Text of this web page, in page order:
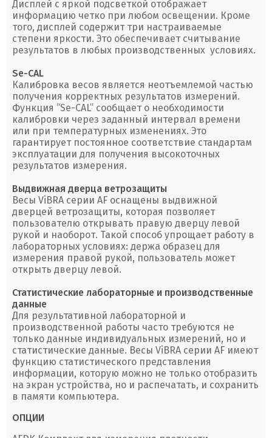
Дисплей с яркой подсветкой отображает
информацию четко при любом освещении. Кроме
того, дисплей содержит три настраиваемые
степени яркости. Это обеспечивает считывание
результатов в любых производственных условиях.
Se-CAL
Калибровка весов является неотъемлемой частью
получения корректных результатов измерений.
Функция “Se-CAL” сообщает о необходимости
калибровки через заданный интервал времени
или при температурных изменениях. Это
гарантирует постоянное соответствие стандартам
эксплуатации для получения высокоточных
результатов измерения.
Выдвижная дверца ветрозащиты
Весы ViBRA серии AF оснащены выдвижной
дверцей ветрозащиты, которая позволяет
пользователю открывать правую дверцу левой
рукой и наоборот. Такой способ упрощает работу в
лабораторных условиях: держа образец для
измерения правой рукой, пользователь может
открыть дверцу левой.
Статистические лабораторные и производственные
данные
Для результативной лабораторной и
производственной работы часто требуются не
только данные индивидуальных измерений, но и
статистические данные. Весы ViBRA серии AF имеют
функцию статистического представления
информации, которую можно не только отобразить
на экран устройства, но и распечатать, и сохранить
в памяти компьютера.
ОПЦИИ